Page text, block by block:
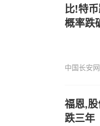
比!特
概率跌
中国长安网
福恩,
跌三年